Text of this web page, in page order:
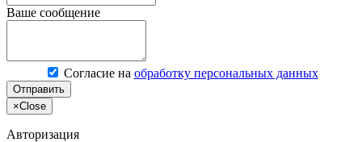
Ваше сообщение
Согласие на обработку персональных данных
Отправить
×Close
Авторизация